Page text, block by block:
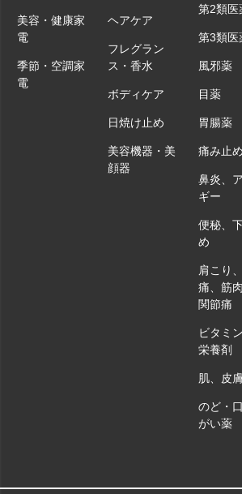
美容・健康家
電
季節・空調家
電
ヘアケア
フレグラン
ス・香水
ボディケア
日焼け止め
美容機器・美
顔器
第2類医
第3類医
風邪薬
目薬
胃腸薬
痛み止め
鼻炎、
ギー
便秘、
め
肩こり
痛、筋肉
関節痛
ビタミ
栄養剤
肌、皮
のど・
がい薬